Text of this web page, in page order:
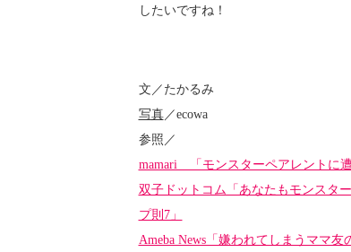
したいですね！
文／たかるみ
写真／ecowa
参照／
mamari 「モンスターペアレントに
双子ドットコム「あなたもモンスタ
プ則7」
Ameba News「嫌われてしまうママ友